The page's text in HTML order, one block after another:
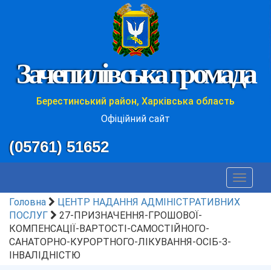
Зачепилівська громада
Берестинський район, Харківська область
Офіційний сайт
(05761) 51652
Toggle
Головна
ЦЕНТР НАДАННЯ АДМІНІСТРАТИВНИХ
ПОСЛУГ
27-ПРИЗНАЧЕННЯ-ГРОШОВОЇ-
КОМПЕНСАЦІЇ-ВАРТОСТІ-САМОСТІЙНОГО-
САНАТОРНО-КУРОРТНОГО-ЛІКУВАННЯ-ОСІБ-З-
ІНВАЛІДНІСТЮ